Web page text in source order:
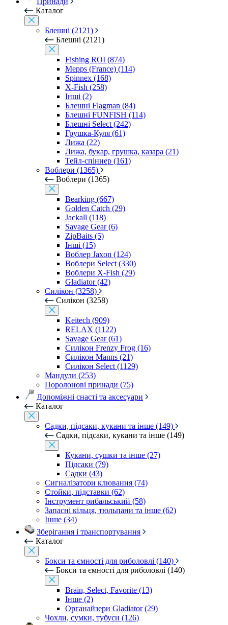
Каталог
Блешні (2121)
Блешні (2121)
Fishing ROI (874)
Mepps (France) (114)
Spinnex (168)
X-Fish (258)
Інші (2)
Блешні Flagman (84)
Блешні FUNFISH (114)
Блешні Select (242)
Грушка-Куля (61)
Лижа (22)
Лижа, букар, грушка, казара (21)
Тейл-спіннер (161)
Воблери (1365)
Воблери (1365)
Bearking (667)
Golden Catch (29)
Jackall (118)
Savage Gear (6)
ZipBaits (5)
Інші (15)
Воблер Jaxon (124)
Воблери Select (330)
Воблери X-Fish (29)
Gladiator (42)
Силікон (3258)
Силікон (3258)
Keitech (909)
RELAX (1122)
Savage Gear (61)
Силікон Frenzy Frog (16)
Силікон Manns (21)
Силікон Select (1129)
Мандули (253)
Поролонові принади (75)
Допоміжні снасті та аксесуари
Каталог
Садки, підсаки, кукани та інше (149)
Садки, підсаки, кукани та інше (149)
Кукани, сушки та інше (27)
Підсаки (79)
Садки (43)
Сигналізатори клювання (74)
Стойки, підставки (62)
Інструмент рибальський (58)
Запасні кільця, тюльпани та інше (62)
Інше (34)
Зберігання і транспортування
Каталог
Бокси та ємності для риболовлі (140)
Бокси та ємності для риболовлі (140)
Brain, Select, Favorite (13)
Інше (2)
Органайзери Gladiator (29)
Чохли, сумки, тубуси (126)